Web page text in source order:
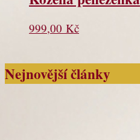
999,00 Kč
Nejnovější články